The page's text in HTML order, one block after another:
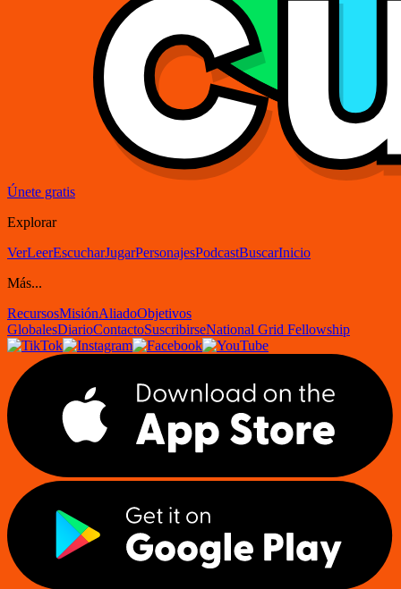
Únete gratis
Explorar
VerLeerEscucharJugarPersonajesPodcastBuscarInicio
Más...
RecursosMisiónAliadoObjetivos
GlobalesDiarioContactoSuscribirseNational Grid Fellowship